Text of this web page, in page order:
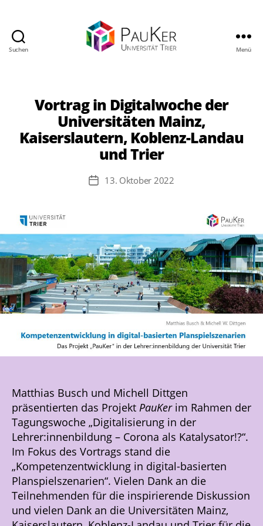
Suchen Menü
Vortrag in Digitalwoche der
Universitäten Mainz,
Kaiserslautern, Koblenz-Landau
und Trier
Veröffentlichungsdatum
13. Oktober 2022
Matthias Busch und Michell Dittgen
präsentierten das Projekt PauKer im Rahmen der
Tagungswoche „Digitalisierung in der
Lehrer:innenbildung – Corona als Katalysator!?“.
Im Fokus des Vortrags stand die
„Kompetenzentwicklung in digital-basierten
Planspielszenarien“. Vielen Dank an die
Teilnehmenden für die inspirierende Diskussion
und vielen Dank an die Universitäten Mainz,